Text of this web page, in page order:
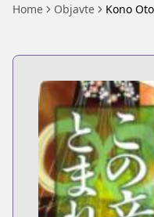
Home Objavte Kono